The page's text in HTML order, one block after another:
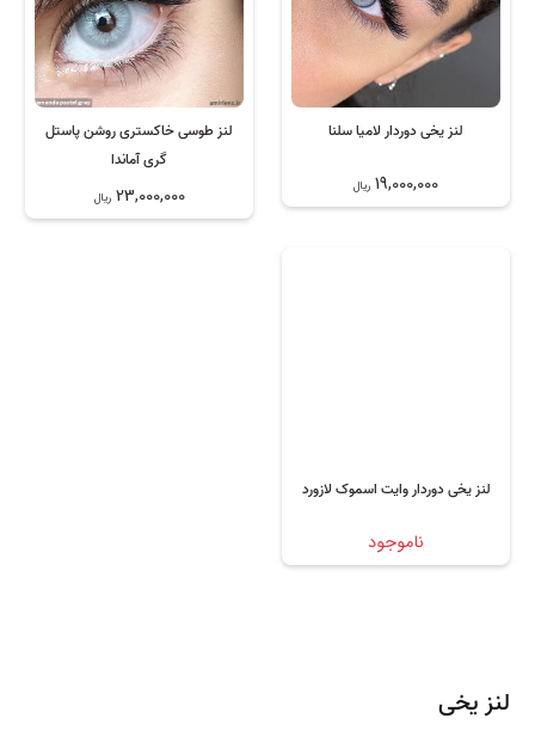
لنز یخی دوردار لامیا سلنا
19,000,000 ریال
لنز طوسی خاکستری روشن پاستل
گری آماندا
23,000,000 ریال
لنز یخی دوردار وایت اسموک لازورد
ناموجود
لنز یخی